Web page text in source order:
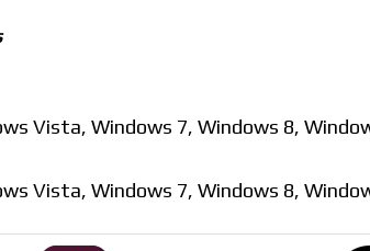
Vista, Windows 7, Windows 8,
Vista, Windows 7, Windows 8,